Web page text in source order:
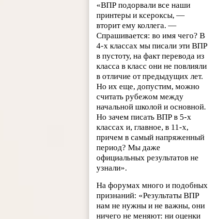
«ВПР подорвали все наши
принтеры и ксероксы, —
вторит ему коллега. —
Спрашивается: во имя чего? В
4-х классах мы писали эти ВПР
в пустоту, на факт перевода из
класса в класс они не повлияли
в отличие от предыдущих лет.
Но их еще, допустим, можно
считать рубежом между
начальной школой и основной.
Но зачем писать ВПР в 5-х
классах и, главное, в 11-х,
причем в самый напряженный
период? Мы даже
официальных результатов не
узнали».
На форумах много и подобных
признаний: «Результаты ВПР
нам не нужны и не важны, они
ничего не меняют: ни оценки